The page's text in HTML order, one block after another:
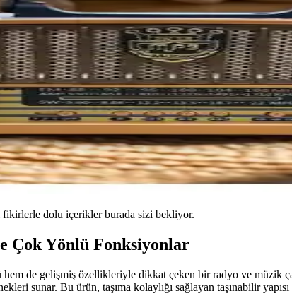
fikirlerle dolu içerikler burada sizi bekliyor.
Çok Yönlü Fonksiyonlar
de gelişmiş özellikleriyle dikkat çeken bir radyo ve müzik
sunar. Bu ürün, taşıma kolaylığı sağlayan taşınabilir